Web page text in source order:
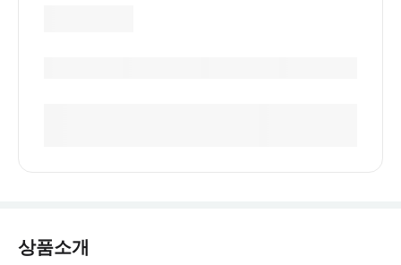
상품소개